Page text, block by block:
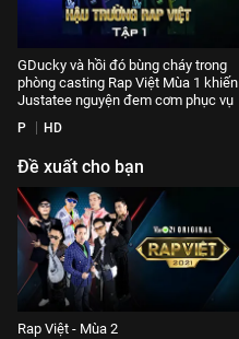
GDucky và hồi đó bùng cháy trong
phòng casting Rap Việt Mùa 1 khiến
Justatee nguyện đem cơm phục vụ
P HD
Đề xuất cho bạn
Rap Việt - Mùa 2